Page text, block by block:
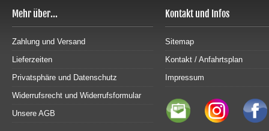
Mehr über...
Zahlung und Versand
Lieferzeiten
Privatsphäre und Datenschutz
Widerrufsrecht und Widerrufsformular
Unsere AGB
Kontakt und Infos
Sitemap
Kontakt / Anfahrtsplan
Impressum